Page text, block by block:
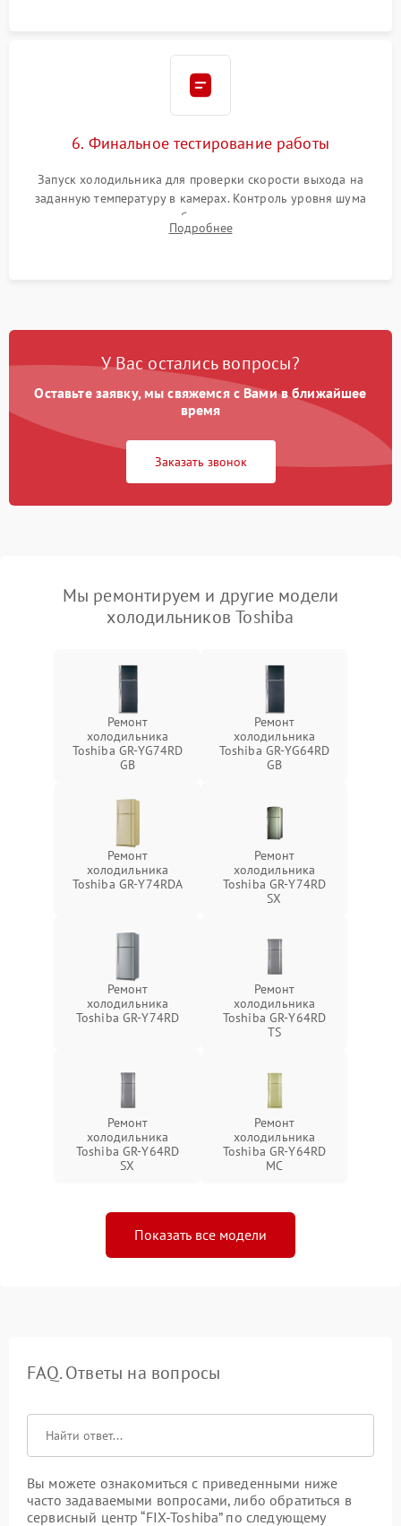
6. Финальное тестирование работы
Запуск холодильника для проверки скорости выхода на
заданную температуру в камерах. Контроль уровня шума
компрессора, отсутствия обмерзания стенок и корректного
срабатывания системы автоматической оттайки.
Подробнее
У Вас остались вопросы?
Оставьте заявку, мы свяжемся с Вами в ближайшее
время
Заказать звонок
Мы ремонтируем и другие модели
холодильников Toshiba
Ремонт
холодильника
Toshiba GR-YG74RD
GB
Ремонт
холодильника
Toshiba GR-YG64RD
GB
Ремонт
холодильника
Toshiba GR-Y74RDA
Ремонт
холодильника
Toshiba GR-Y74RD
SX
Ремонт
холодильника
Toshiba GR-Y74RD
Ремонт
холодильника
Toshiba GR-Y64RD
TS
Ремонт
холодильника
Toshiba GR-Y64RD
SX
Ремонт
холодильника
Toshiba GR-Y64RD
MC
Показать все модели
FAQ. Ответы на вопросы
Вы можете ознакомиться с приведенными ниже
часто задаваемыми вопросами, либо обратиться в
сервисный центр “FIX-Toshiba” по следующему